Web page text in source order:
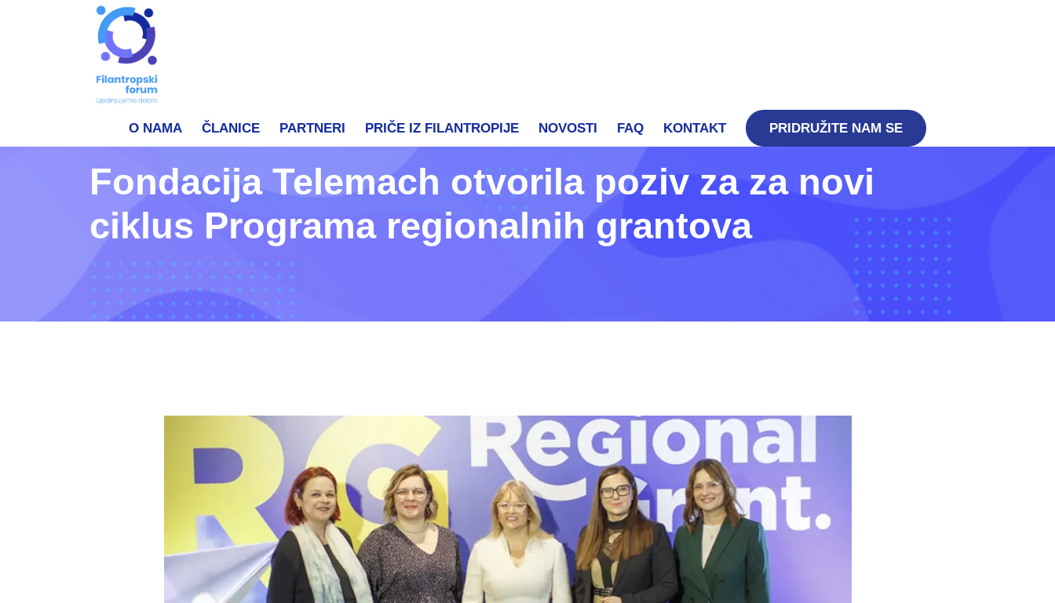
O NAMA ČLANICE PARTNERI PRIČE IZ FILANTROPIJE NOVOSTI FAQ KONTAKT PRIDRUŽITE NAM SE
Fondacija Telemach otvorila poziv za za novi
ciklus Programa regionalnih grantova